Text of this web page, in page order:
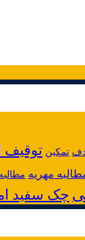
تمکین توقیف
مهریه
چک سفید